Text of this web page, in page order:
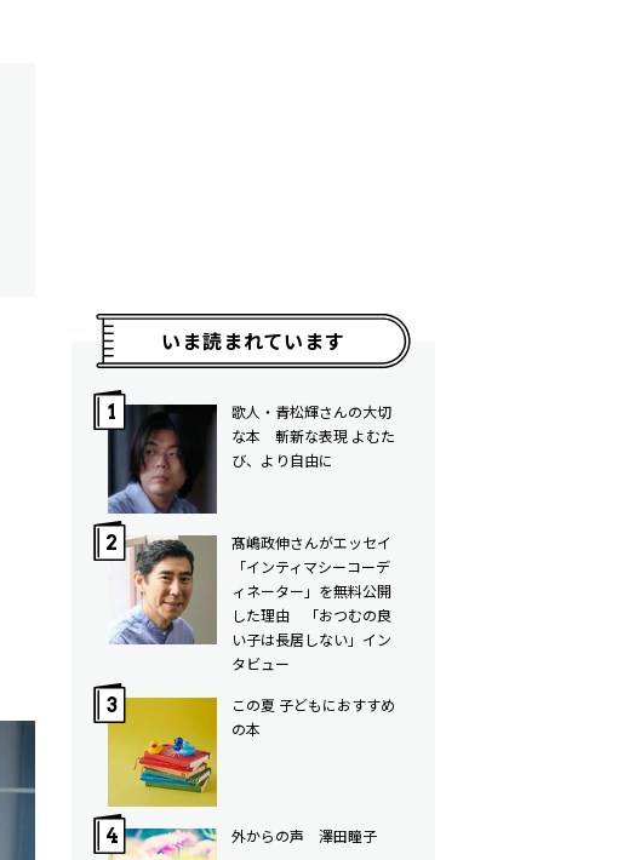
いま読まれています
歌人・青松輝さんの大切
な本 斬新な表現 よむた
び、より自由に
髙嶋政伸さんがエッセイ
「インティマシーコーデ
ィネーター」を無料公開
した理由 「おつむの良
い子は長居しない」イン
タビュー
この夏 子どもにおすすめ
の本
外からの声 澤田瞳子